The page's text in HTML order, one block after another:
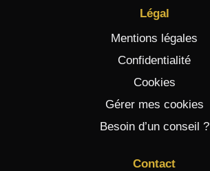
Légal
Mentions légales
Confidentialité
Cookies
Gérer mes cookies
Besoin d’un conseil ?
Contact